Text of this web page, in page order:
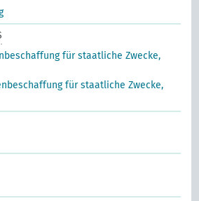
für staatliche Zwecke,
für staatliche Zwecke,